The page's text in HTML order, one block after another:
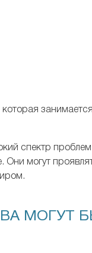
спектр
Они могут